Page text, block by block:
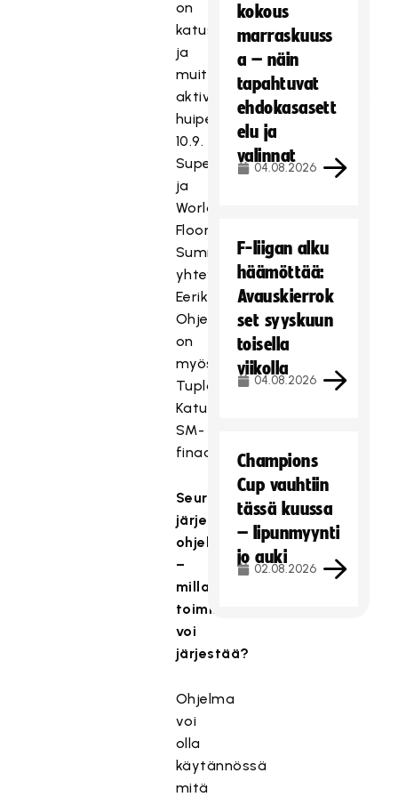
on
katusählyä
ja
muita
aktiviteetteja. Pihapeliviikko
huipentuu
10.9.
SuperCupin
ja
World
Floorball
Summitin
yhteydessä
Eerikkilässä.
Ohjelmassa
on
myös
Tupla+
Katusählyn
SM-
finaalit.
Seurojen
järjestämä
ohjelma
–
millaista
toimintaa
voi
järjestää?
Ohjelma
voi
olla
käytännössä
mitä
kokous
marraskuuss
a – näin
tapahtuvat
ehdokasasett
elu ja
valinnat
04.08.2026
F-liigan alku
häämöttää:
Avauskierrok
set syyskuun
toisella
viikolla
04.08.2026
Champions
Cup vauhtiin
tässä kuussa
– lipunmyynti
jo auki
02.08.2026